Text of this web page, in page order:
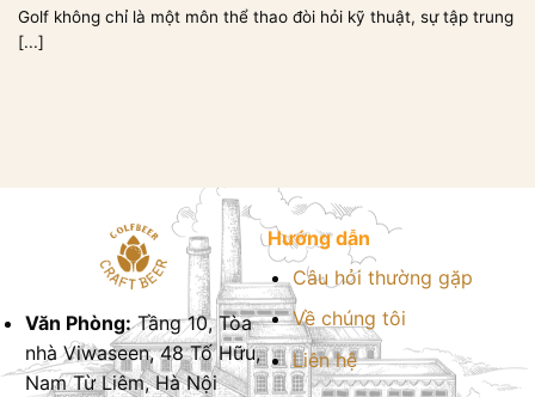
Golf không chỉ là một môn thể thao đòi hỏi kỹ thuật, sự tập trung
[...]
Văn Phòng:Tầng 10, Tòa
nhà Viwaseen, 48 Tố Hữu,
Nam Từ Liêm, Hà Nội
Hướng dẫn
Câu hỏi thường gặp
Về chúng tôi
Liên hệ